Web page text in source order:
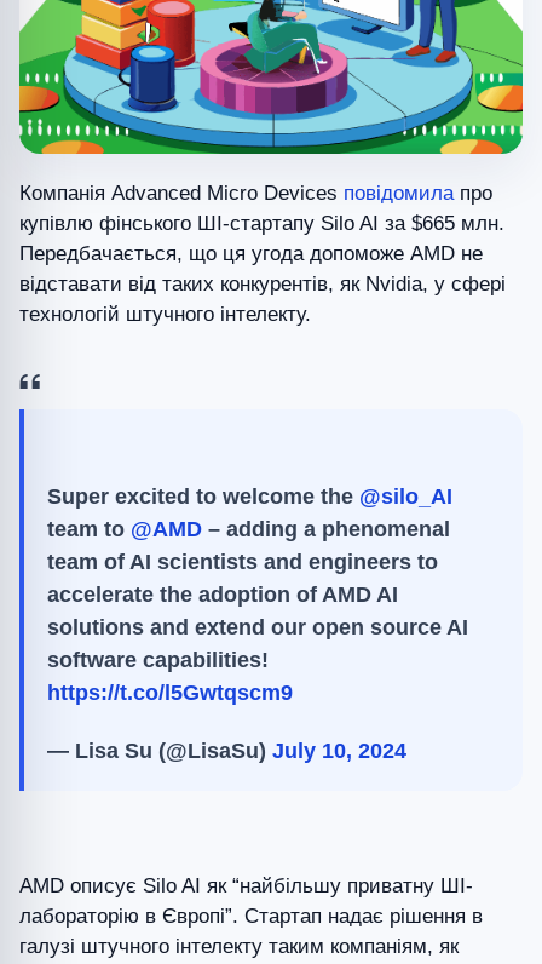
Компанія Advanced Micro Devices повідомилапро
купівлю фінського ШІ-стартапу Silo AI за $665 млн.
Передбачається, що ця угода допоможе AMD не
відставати від таких конкурентів, як Nvidia, у сфері
технологій штучного інтелекту.
Super excited to welcome the @silo_AI
team to @AMD – adding a phenomenal
team of AI scientists and engineers to
accelerate the adoption of AMD AI
solutions and extend our open source AI
software capabilities!
https://t.co/l5Gwtqscm9
— Lisa Su (@LisaSu) July 10, 2024
AMD описує Silo AI як “найбільшу приватну ШІ-
лабораторію в Європі”. Стартап надає рішення в
галузі штучного інтелекту таким компаніям, як